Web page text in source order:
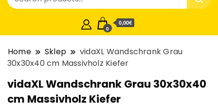
0
0,00€
Home Sklep
vidaXL Wandschrank Grau
30x30x40 cm Massivholz Kiefer
vidaXL Wandschrank Grau 30x30x40
cm Massivholz Kiefer